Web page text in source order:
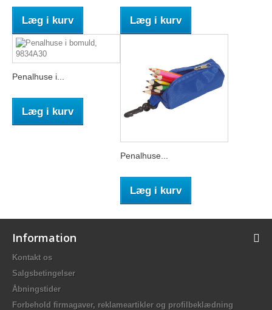
Læg i kurv Læg i kurv
Penalhuse i...
Læg i kurv
Penalhuse...
Læg i kurv
Information
Kontakt os
Salgsbetingelser
Åbningstider
Forbehold firmagaver, reklameartikler og profilbeklædning